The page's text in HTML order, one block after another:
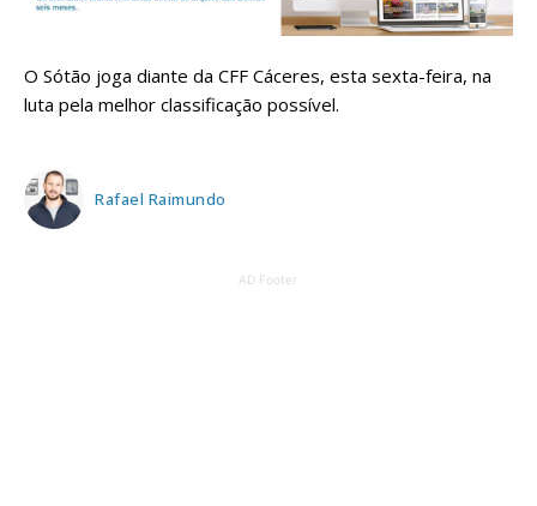
O Sótão joga diante da CFF Cáceres, esta sexta-feira, na
luta pela melhor classificação possível.
Rafael Raimundo
AD Footer